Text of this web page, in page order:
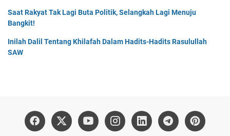
Saat Rakyat Tak Lagi Buta Politik, Selangkah Lagi Menuju
Bangkit!
Inilah Dalil Tentang Khilafah Dalam Hadits-Hadits Rasulullah
SAW